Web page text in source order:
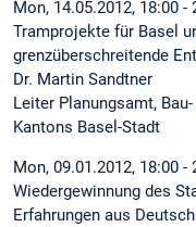
Mon, 14.05.2012, 18:00 -
Tramprojekte für Basel
grenzüberschreitende
Dr. Martin Sandtner
Leiter Planungsamt,
Kantons Basel-Stadt
Mon, 09.01.2012, 18:00 -
Wiedergewinnung des
Erfahrungen aus